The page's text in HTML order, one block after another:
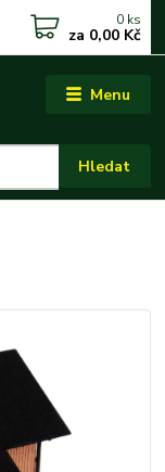
Menu
Hledat
0 ks
za 0,00 Kč